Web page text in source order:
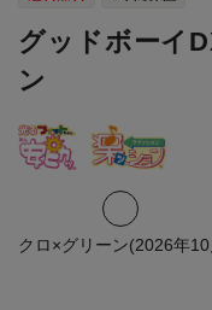
グッドボーイ
ン
クロ×グリーン(2026年